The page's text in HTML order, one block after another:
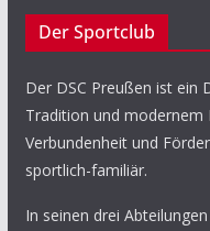
Der Sportclub
Der DSC Preußen ist ein
Tradition und modernem
Verbundenheit und
sportlich-familiär.
In seinen drei